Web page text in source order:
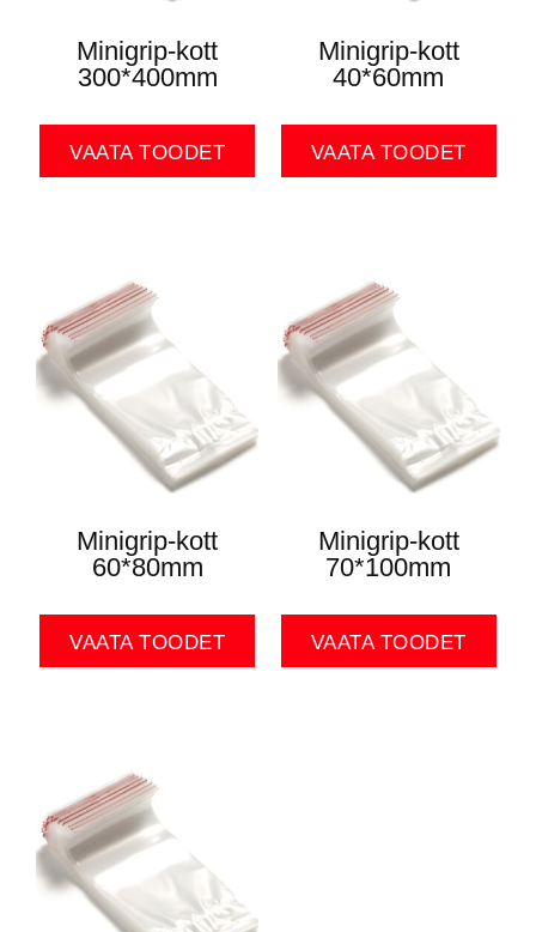
Minigrip-kott
300*400mm
VAATA TOODET
Minigrip-kott
40*60mm
VAATA TOODET
Minigrip-kott
60*80mm
VAATA TOODET
Minigrip-kott
70*100mm
VAATA TOODET